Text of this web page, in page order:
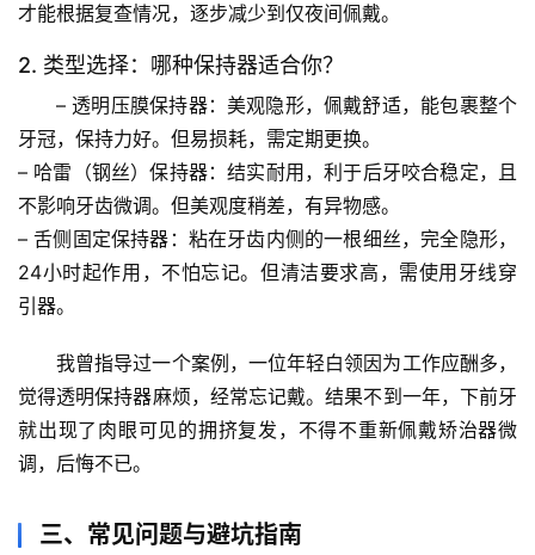
自
物
人
体
奥
秘
史
档
案
宙
才能根据复查情况，逐步减少到仅夜间佩戴。
2. 类型选择：哪种保持器适合你？
– 透明压膜保持器：美观隐形，佩戴舒适，能包裹整个
牙冠，保持力好。但易损耗，需定期更换。
– 哈雷（钢丝）保持器：结实耐用，利于后牙咬合稳定，且
不影响牙齿微调。但美观度稍差，有异物感。
– 舌侧固定保持器 ：粘在牙齿内侧的一根细丝，完全隐形，
24小时起作用，不怕忘记。但清洁要求高，需使用牙线穿
引器。
我曾指导过一个案例，一位年轻白领因为工作应酬多，
觉得透明保持器麻烦，经常忘记戴。结果不到一年，下前牙
就出现了肉眼可见的拥挤复发 ，不得不重新佩戴矫治器微
调，后悔不已。
三、常见问题与避坑指南